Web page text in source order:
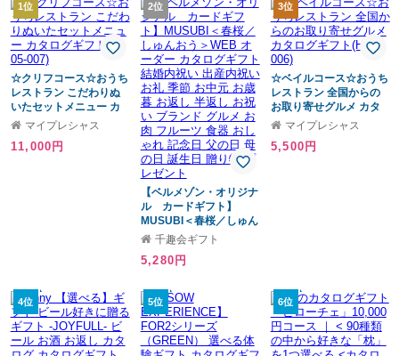
1位
☆クリフコース☆おうち
レストラン こだわりぬ
いたセットメニュー カ
タログギフト(H-05-007)
マイプレシャス
11,000円
2位
【ベルメゾン・オリジナ
ル カードギフト】
MUSUBI＜春桜／しゅん
おう＞WEB オーダー カ
出産内祝い お礼 季節 お
し お祝い ブランド グル
メ お肉 フルーツ 食器 お
しゃれ 記念日 父の日 母
の日 誕生日 贈り物 プレ
ゼント
千趣会ギフト
5,280円
3位
☆ベイルコース☆おうち
レストラン 全国からの
お取り寄せグルメ カタ
ログギフト(H-05-006)
マイプレシャス
5,500円
4位 5位 6位